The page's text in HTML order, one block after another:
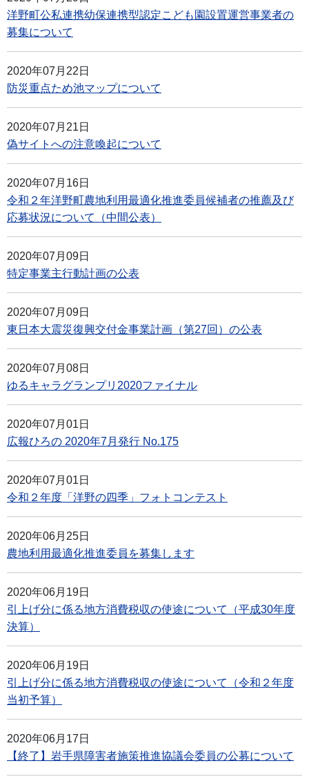
洋野町公私連携幼保連携型認定こども園設置運営事業者の
募集について
2020年07月22日
防災重点ため池マップについて
2020年07月21日
偽サイトへの注意喚起について
2020年07月16日
令和２年洋野町農地利用最適化推進委員候補者の推薦及び
応募状況について（中間公表）
2020年07月09日
特定事業主行動計画の公表
2020年07月09日
東日本大震災復興交付金事業計画（第27回）の公表
2020年07月08日
ゆるキャラグランプリ2020ファイナル
2020年07月01日
広報ひろの 2020年7月発行 No.175
2020年07月01日
令和２年度「洋野の四季」フォトコンテスト
2020年06月25日
農地利用最適化推進委員を募集します
2020年06月19日
引上げ分に係る地方消費税収の使途について（平成30年度
決算）
2020年06月19日
引上げ分に係る地方消費税収の使途について（令和２年度
当初予算）
2020年06月17日
【終了】岩手県障害者施策推進協議会委員の公募について